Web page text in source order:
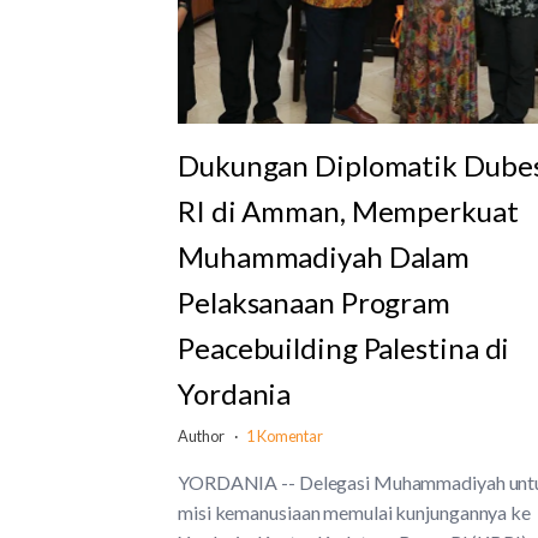
Dukungan Diplomatik
RI di Amman, Memperkuat
Muhammadiyah Dalam
Pelaksanaan Program
Peacebuilding Palestina di
Yordania
Author 1 Komentar
YORDANIA -- Delegasi Muhammadiyah
misi kemanusiaan memulai kunjungannya ke